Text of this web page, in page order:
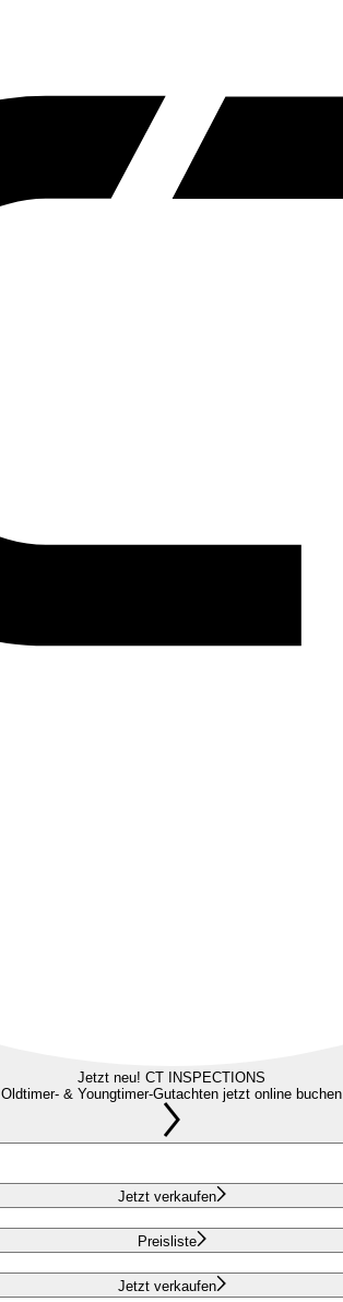
Jetzt neu! CT INSPECTIONS
Oldtimer- & Youngtimer-Gutachten jetzt online buchen
Jetzt verkaufen
Preisliste
Jetzt verkaufen